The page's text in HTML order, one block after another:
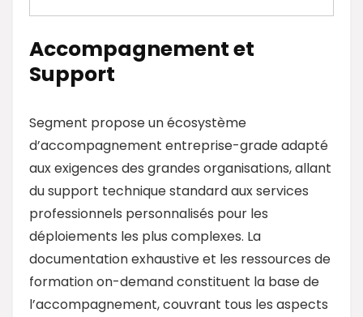
Accompagnement et
Support
Segment propose un écosystème
d’accompagnement entreprise-grade adapté
aux exigences des grandes organisations, allant
du support technique standard aux services
professionnels personnalisés pour les
déploiements les plus complexes. La
documentation exhaustive et les ressources de
formation on-demand constituent la base de
l’accompagnement, couvrant tous les aspects